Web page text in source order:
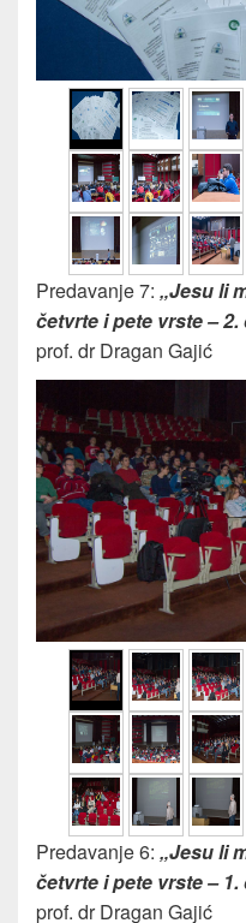
Predavanje 7: „Jesu li
četvrte i pete vrste – 2.
prof. dr Dragan Gajić
Predavanje 6: „Jesu li
četvrte i pete vrste – 1.
prof. dr Dragan Gajić